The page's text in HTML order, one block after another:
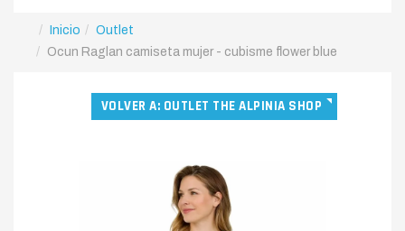
Inicio
Outlet
Ocun Raglan camiseta mujer - cubisme flower blue
VOLVER A: OUTLET THE ALPINIA SHOP